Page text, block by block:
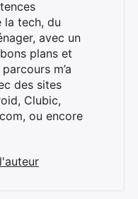
la tech, du
avec un
plans et
m’a
des sites
Clubic,
ou encore